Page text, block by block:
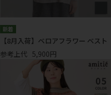
【8月入荷】ベロアフラワー ベスト
参考上代 5,900円